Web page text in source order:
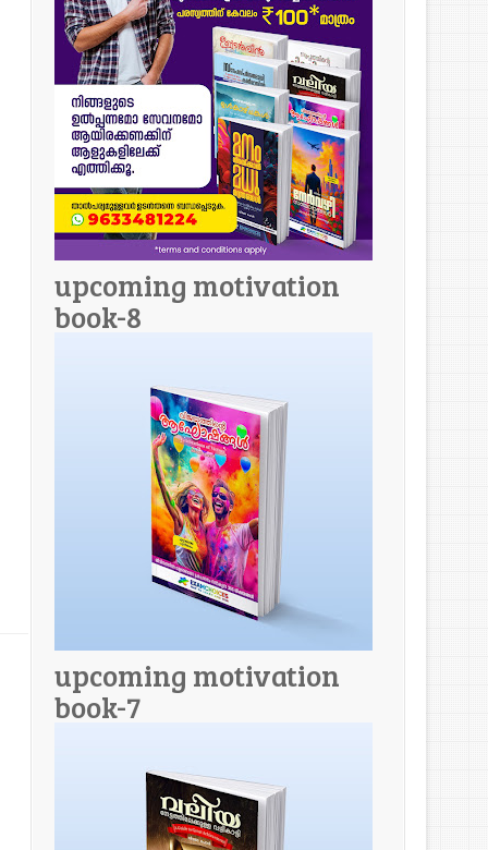
upcoming motivation
book-8
upcoming motivation
book-7